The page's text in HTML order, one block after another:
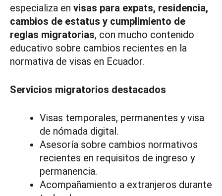
especializa en visas para expats, residencia,
cambios de estatus y cumplimiento de
reglas migratorias, con mucho contenido
educativo sobre cambios recientes en la
normativa de visas en Ecuador.
Servicios migratorios destacados
Visas temporales, permanentes y visa
de nómada digital.
Asesoría sobre cambios normativos
recientes en requisitos de ingreso y
permanencia.
Acompañamiento a extranjeros durante